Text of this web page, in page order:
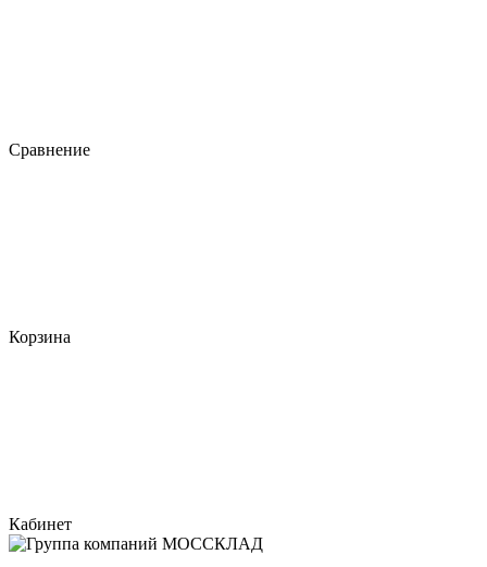
Сравнение
Корзина
Кабинет